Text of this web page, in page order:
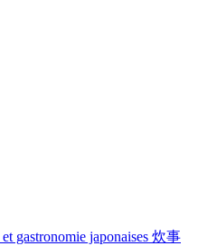
gastronomie japonaises 炊事